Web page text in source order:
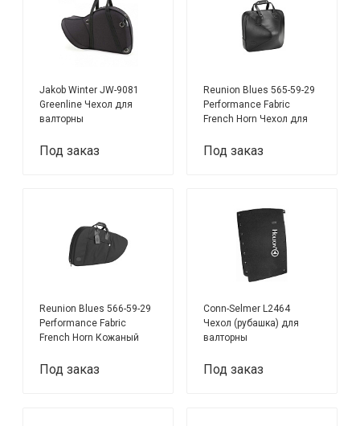
Jakob Winter JW-9081
Greenline Чехол для
валторны
Под заказ
Reunion Blues 565-59-29
Performance Fabric
French Horn Чехол для
Под заказ
Reunion Blues 566-59-29
Performance Fabric
French Horn Кожаный
Под заказ
Conn-Selmer L2464
Чехол (рубашка) для
валторны
Под заказ